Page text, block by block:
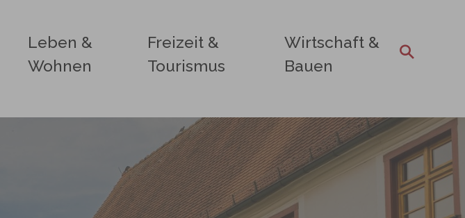
Leben &
Wohnen
Freizeit &
Tourismus
Wirtschaft &
Bauen